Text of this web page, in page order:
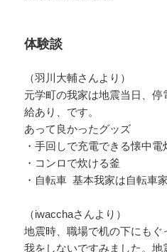
体験談
（羽川大輔さんより）
元学町の我家は地震当日、
給あり、です。
あって良かったグッズ
・手回しで充電できる懐中電
・コンロで炊ける釜
・自転車 基本我家は自転車
（iwacchaさんより）
地震時、職場で机の下にも
我をしないですみました。